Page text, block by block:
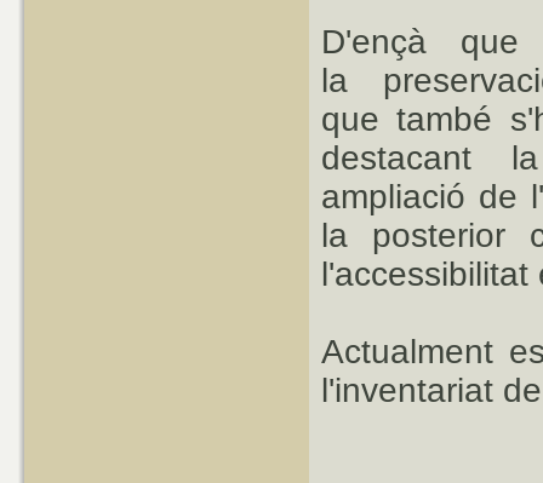
D'ençà
la
que també
destacant
ampliació de
la posterior
l'accessibilitat
Actualment
l'inventariat